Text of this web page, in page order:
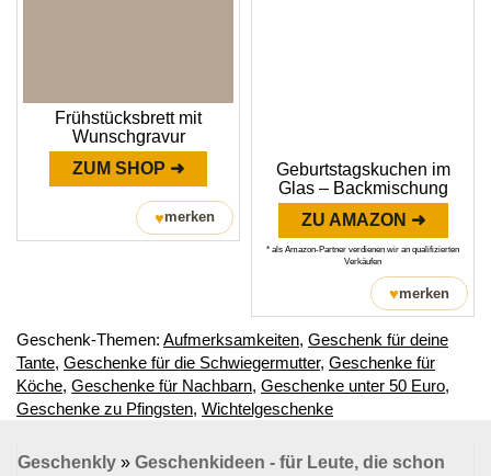
Frühstücksbrett mit
Wunschgravur
ZUM SHOP ➜
♥merken
Geburtstagskuchen im
Glas – Backmischung
ZU AMAZON ➜
* als Amazon-Partner verdienen wir an qualifizierten
Verkäufen
♥merken
Geschenk-Themen: Aufmerksamkeiten, Geschenk für deine
Tante, Geschenke für die Schwiegermutter, Geschenke für
Köche, Geschenke für Nachbarn, Geschenke unter 50 Euro,
Geschenke zu Pfingsten, Wichtelgeschenke
Geschenkly » Geschenkideen - für Leute, die schon